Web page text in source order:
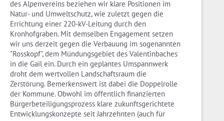
des Alpenvereins beziehen wir klare Positionen im
Natur- und Umweltschutz, wie zuletzt gegen die
Errichtung einer 220-kV-Leitung durch den
Kronhofgraben. Mit demselben Engagement setzen
wir uns derzeit gegen die Verbauung im sogenannten
"Rosskopf", dem Mündungsgebiet des Valentinbaches
in die Gail ein. Durch ein geplantes Umspannwerk
droht dem wertvollen Landschaftsraum die
Zerstörung. Bemerkenswert ist dabei die Doppelrolle
der Kommune. Obwohl im öffentlich finanzierten
Bürgerbeteiligungsprozess klare zukunftsgerichtete
Entwicklungskonzepte seit Jahrzehnten (auch für